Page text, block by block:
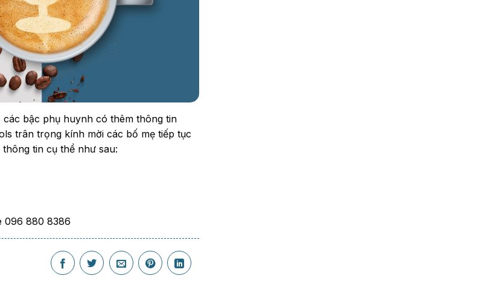
bậc phụ huynh có thêm thông tin
trân trọng kính mời các bố mẹ tiếp tục
tin cụ thể như sau:
096 880 8386